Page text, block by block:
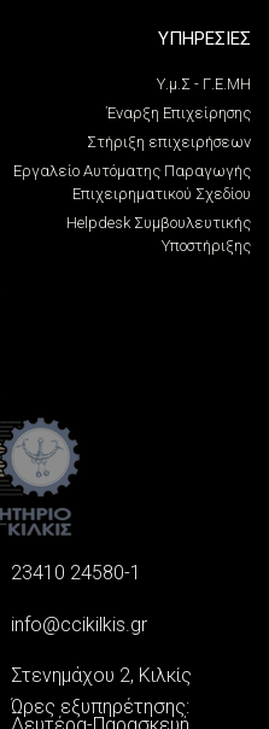
ΥΠΗΡΕΣΙΕΣ
Υ.μ.Σ - Γ.Ε.ΜΗ
Έναρξη Επιχείρησης
Στήριξη επιχειρήσεων
Εργαλείο Αυτόματης Παραγωγής
Επιχειρηματικού Σχεδίου
Helpdesk Συμβουλευτικής
Υποστήριξης
23410 24580-1
info@ccikilkis.gr
Στενημάχου 2, Κιλκίς
Ώρες εξυπηρέτησης: